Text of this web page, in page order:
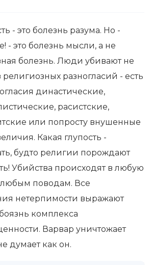
- это болезнь разума. Но -
- это болезнь мысли, а не
болезнь. Люди убивают не
религиозных разногласий - есть
династические,
расистские,
или попросту внушенные
Какая глупость -
будто религии порождают
Убийства происходят в любую
любым поводам. Все
нетерпимости выражают
комплекса
Варвар уничтожает
думает как он.